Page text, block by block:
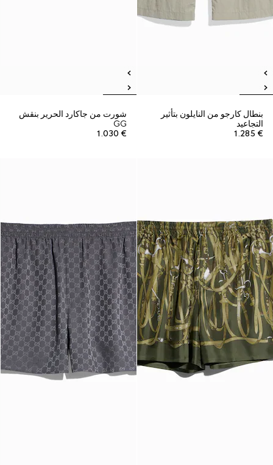
بنطال كارجو من النايلون بتأثير
التجاعيد
€ 1.285
شورت من جاكارد الحرير بنقش
GG
€ 1.030